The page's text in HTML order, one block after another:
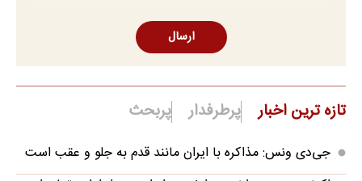
ارسال
تازه ترین اخبار پرطرفدار پربحث
جی‌دی ونس: مذاکره با ایران مانند قدم به جلو و عقب است